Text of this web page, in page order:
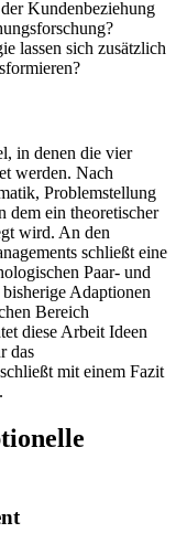
Kundenbeziehung
lassen sich zusätzlich
in denen die vier
werden. Nach
Problemstellung
ein theoretischer
wird. An den
schließt eine
Paar- und
Adaptionen
Bereich
diese Arbeit Ideen
das
mit einem Fazit